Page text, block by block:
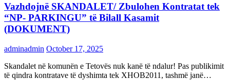
Vazhdojnë SKANDALET/ Zbulohen Kontratat tek
“NP- PARKINGU” të Bilall Kasamit
(DOKUMENT)
adminadmin October 17, 2025
Skandalet në komunën e Tetovës nuk kanë të ndalur! Pas publikimit
të qindra kontratave të dyshimta tek XHOB2011, tashmë janë…